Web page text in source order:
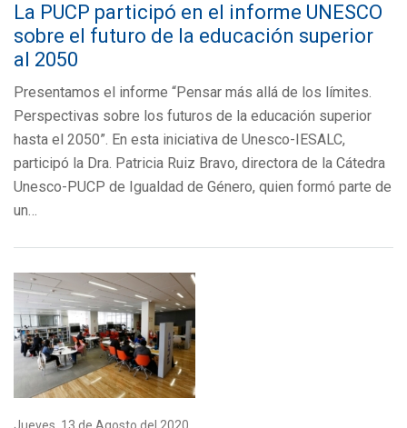
La PUCP participó en el informe UNESCO
sobre el futuro de la educación superior
al 2050
Presentamos el informe “Pensar más allá de los límites.
Perspectivas sobre los futuros de la educación superior
hasta el 2050”. En esta iniciativa de Unesco-IESALC,
participó la Dra. Patricia Ruiz Bravo, directora de la Cátedra
Unesco-PUCP de Igualdad de Género, quien formó parte de
un…